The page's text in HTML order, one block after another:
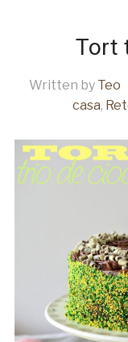
Tort
Written by Teo
casa,